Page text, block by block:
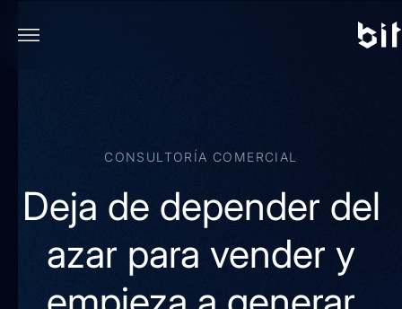
CONSULTORÍA COMERCIAL
Deja de depender del
azar para vender y